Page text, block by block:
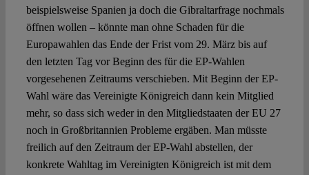
beispielsweise Spanien ja doch die Gibraltarfrage nochmals
öffnen wollen – könnte man ohne Schaden für die
Europawahlen das Ende der Frist vom 29. März bis auf
den letzten Tag vor Beginn des für die EP-Wahlen
vorgesehenen Zeitraums verschieben. Mit Beginn der EP-
Wahl wäre das Vereinigte Königreich dann kein Mitglied
mehr, so dass sich weder in den Mitgliedstaaten der EU 27
noch in Großbritannien Probleme ergäben. Man müsste
freilich auf den Zeitraum der EP-Wahl abstellen, der
konkrete Wahltag im Vereinigten Königreich ist mit dem